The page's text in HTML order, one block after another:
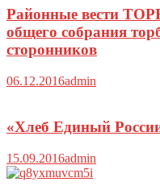
Районные вести
общего собрания
сторонников
06.12.2016admin
«Хлеб Единый
15.09.2016admin